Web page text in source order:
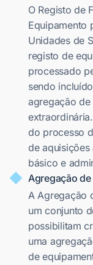
O Registo de
Equipamento
Unidades de
registo de
processado
sendo
agregação de
do processo
de aquisições
básico e
Agregação
A Agregação
um conjunto
possibilitam
uma
de